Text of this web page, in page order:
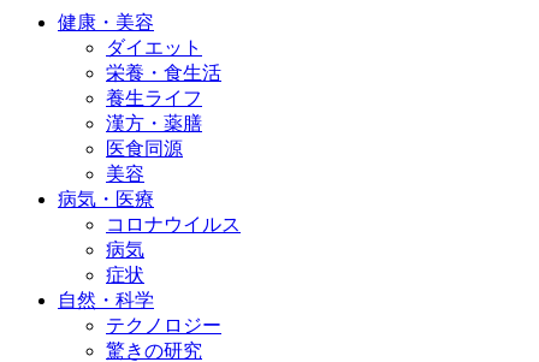
健康・美容
ダイエット
栄養・食生活
養生ライフ
漢方・薬膳
医食同源
美容
病気・医療
コロナウイルス
病気
症状
自然・科学
テクノロジー
驚きの研究